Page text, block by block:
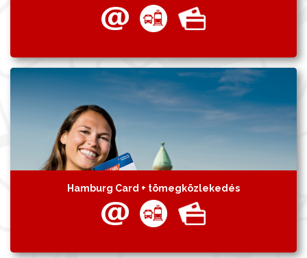
Hamburg Card + tömegközlekedés